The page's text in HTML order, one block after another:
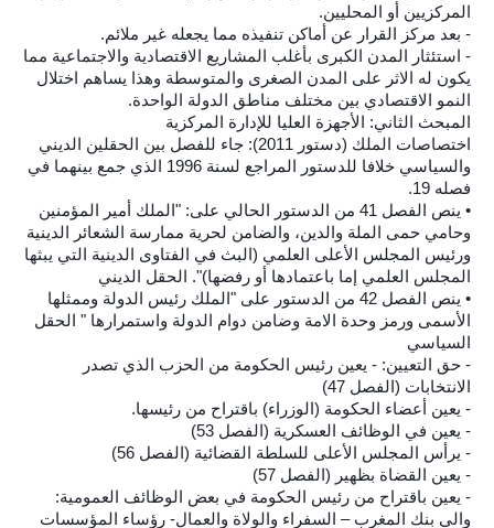
المركزيين أو المحليين.
- بعد مركز القرار عن أماكن تنفيذه مما يجعله غير ملائم.
- استئثار المدن الكبرى بأغلب المشاريع الاقتصادية والاجتماعية مما
يكون له الاثر على المدن الصغرى والمتوسطة وهذا يساهم اختلال
النمو الاقتصادي بين مختلف مناطق الدولة الواحدة.
المبحث الثاني: الأجهزة العليا للإدارة المركزية
اختصاصات الملك (دستور 2011): جاء للفصل بين الحقلين الديني
والسياسي خلافا للدستور المراجع لسنة 1996 الذي جمع بينهما في
فصله 19.
• ينص الفصل 41 من الدستور الحالي على: "الملك أمير المؤمنين
وحامي حمى الملة والدين، والضامن لحرية ممارسة الشعائر الدينية
ورئيس المجلس الأعلى العلمي (البث في الفتاوى الدينية التي يبثها
المجلس العلمي إما باعتمادها أو رفضها)". الحقل الديني
• ينص الفصل 42 من الدستور على "الملك رئيس الدولة وممثلها
الأسمى ورمز وحدة الامة وضامن دوام الدولة واستمرارها " الحقل
السياسي
- حق التعيين: - يعين رئيس الحكومة من الحزب الذي تصدر
الانتخابات (الفصل 47)
- يعين أعضاء الحكومة (الوزراء) باقتراح من رئيسها.
- يعين في الوظائف العسكرية (الفصل 53)
- يرأس المجلس الأعلى للسلطة القضائية (الفصل 56)
- يعين القضاة بظهير (الفصل 57)
- يعين باقتراح من رئيس الحكومة في بعض الوظائف العمومية:
والي بنك المغرب – السفراء والولاة والعمال- رؤساء المؤسسات